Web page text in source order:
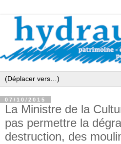
07/10/2015
La Ministre de la
pas permettre la
destruction, des